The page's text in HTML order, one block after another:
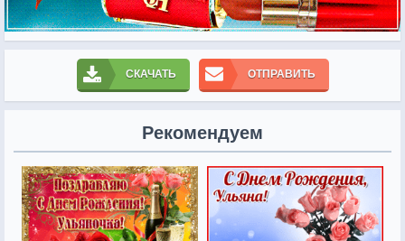
СКАЧАТЬ ОТПРАВИТЬ
Рекомендуем